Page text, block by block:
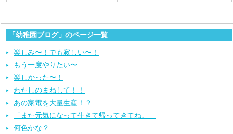
「幼稚園ブログ」のページ一覧
楽しみ〜！でも寂しい〜！
もう一度やりたい〜
楽しかった〜！
わたしのまねして！！
あの家電を大量生産！？
「また元気になって生きて帰ってきてね。」
何色かな？